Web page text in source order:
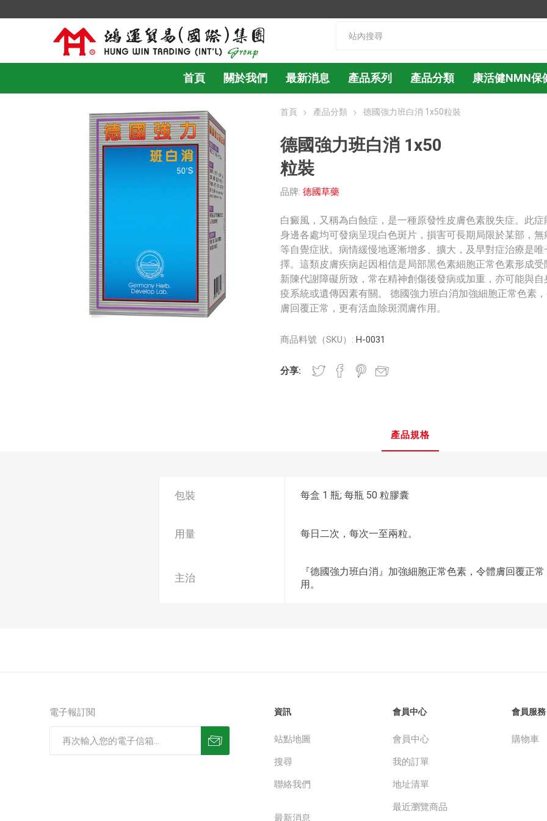
首頁 關於我們 最新消息 產品系列 產品分類 康活健NMN保
首頁 產品分類 德國強力班白消 1x50粒裝
德國強力班白消 1x50
粒裝
品牌: 德國草藥
白癜風，又稱為白蝕症，是一種原發性皮膚色素脫失症。此症
身邊各處均可發病呈現白色斑片，損害可長期局限於某部，無
等自覺症狀。病情緩慢地逐漸增多、擴大，及早對症治療是唯
擇。這類皮膚疾病起因相信是局部黑色素細胞正常色素形成受
新陳代謝障礙所致，常在精神創傷後發病或加重，亦可能與自
疫系統或遺傳因素有關。 德國強力班白消加強細胞正常色素
膚回覆正常，更有活血除斑潤膚作用。
商品料號（SKU）: H-0031
分享:
產品規格
包裝 每盒 1 瓶; 每瓶 50 粒膠囊
用量 每日二次，每次一至兩粒。
主治
『德國強力班白消』加強細胞正常色素，令體膚回覆正
用。
電子報訂閱 資訊
站點地圖
搜尋
聯絡我們
最新消息
會員中心
會員中心
我的訂單
地址清單
最近瀏覽商品
會員服務
購物車